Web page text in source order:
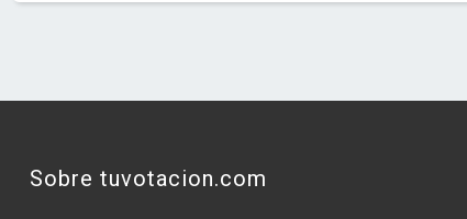
Sobre tuvotacion.com